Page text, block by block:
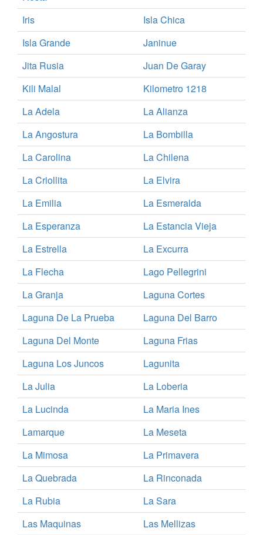
Iris
Isla Chica
Isla Grande
Janinue
Jita Rusia
Juan De Garay
Kili Malal
Kilometro 1218
La Adela
La Alianza
La Angostura
La Bombilla
La Carolina
La Chilena
La Criollita
La Elvira
La Emilia
La Esmeralda
La Esperanza
La Estancia Vieja
La Estrella
La Excurra
La Flecha
Lago Pellegrini
La Granja
Laguna Cortes
Laguna De La Prueba
Laguna Del Barro
Laguna Del Monte
Laguna Frias
Laguna Los Juncos
Lagunita
La Julia
La Loberia
La Lucinda
La Maria Ines
Lamarque
La Meseta
La Mimosa
La Primavera
La Quebrada
La Rinconada
La Rubia
La Sara
Las Maquinas
Las Mellizas